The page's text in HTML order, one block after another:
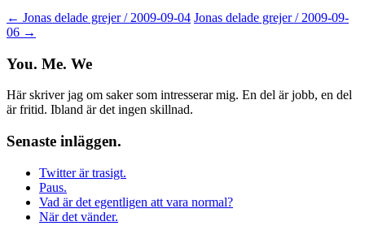
Post
navigation
← Jonas delade grejer / 2009-09-04 Jonas delade grejer / 2009-09-
06 →
You. Me. We
Här skriver jag om saker som intresserar mig. En del är jobb, en del
är fritid. Ibland är det ingen skillnad.
Senaste inläggen.
Twitter är trasigt.
Paus.
Vad är det egentligen att vara normal?
När det vänder.